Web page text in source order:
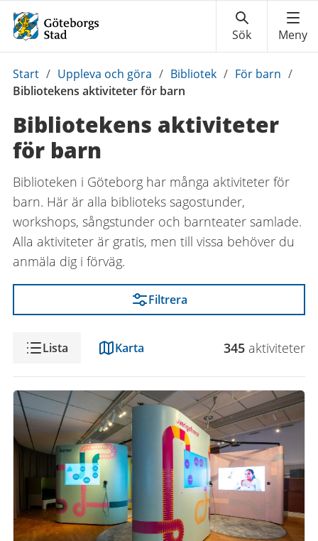
Du
är
Start / Uppleva och göra / Bibliotek / För barn /
Bibliotekens aktiviteter för barn
Bibliotekens aktiviteter
för barn
Biblioteken i Göteborg har många aktiviteter för
barn. Här är alla biblioteks sagostunder,
workshops, sångstunder och barnteater samlade.
Alla aktiviteter är gratis, men till vissa behöver du
anmäla dig i förväg.
Filtrera
VisningLista Karta 345 aktiviteter